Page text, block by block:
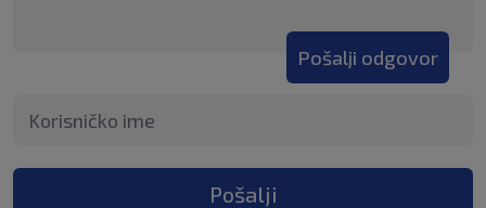
Pošalji odgovor
Pošalji